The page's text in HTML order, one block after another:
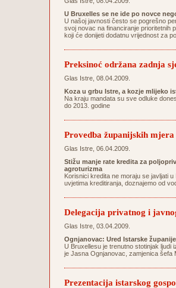
U Bruxelles se ne ide po novce
U našoj javnosti često se pogrešno
svoj novac na financiranje prioritetnih
koji će donijeti dodatnu vrijednost za
Preksinoć održana zadnja
Glas Istre, 08.04.2009.
Koza u grbu Istre, a kozje mlijeko
Na kraju mandata su sve odluke
do 2013. godine
Provedba županijskih
Glas Istre, 06.04.2009.
Stižu manje rate kredita za
agroturizma
Korisnici kredita ne moraju se javljati
uvjetima kreditiranja, doznajemo od
Delegacija privatnog i
Glas Istre, 03.04.2009.
Ognjanovac: Ured Istarske
U Bruxellesu je trenutno stotinjak ljudi
je Jasna Ognjanovac, zamjenica šefa
Prezentacija istarskog